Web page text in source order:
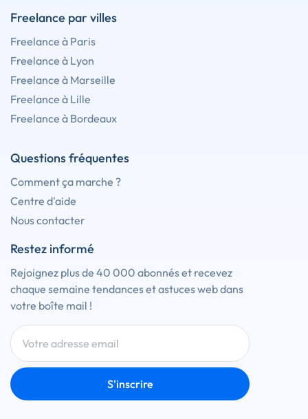
Freelance par villes
Freelance à Paris
Freelance à Lyon
Freelance à Marseille
Freelance à Lille
Freelance à Bordeaux
Questions fréquentes
Comment ça marche ?
Centre d'aide
Nous contacter
Restez informé
Rejoignez plus de 40 000 abonnés et recevez
chaque semaine tendances et astuces web dans
votre boîte mail !
S'inscrire